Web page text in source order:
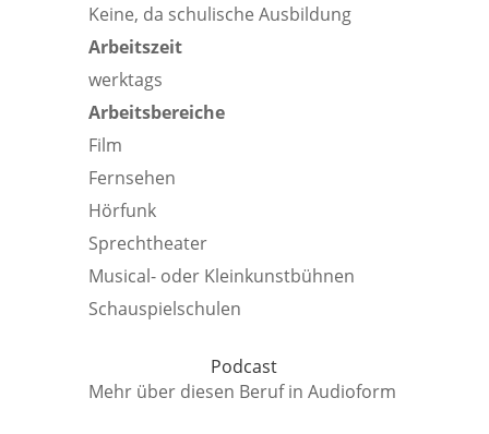
Keine, da schulische Ausbildung
Arbeitszeit
werktags
Arbeitsbereiche
Film
Fernsehen
Hörfunk
Sprechtheater
Musical- oder Kleinkunstbühnen
Schauspielschulen
Podcast
Mehr über diesen Beruf in Audioform